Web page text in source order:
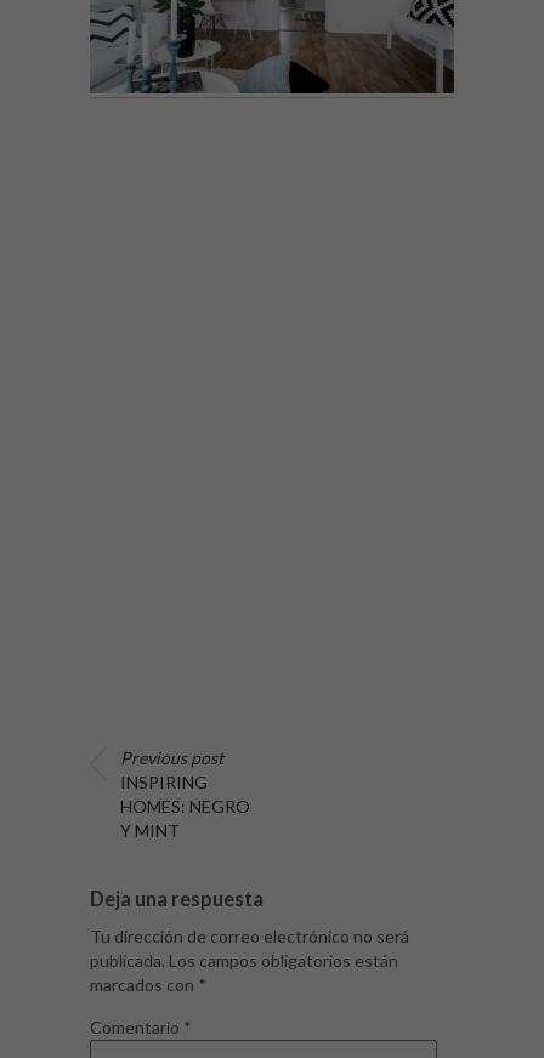
Previous post
INSPIRING
HOMES: NEGRO
Y MINT
Deja una respuesta
Tu dirección de correo electrónico no será
publicada. Los campos obligatorios están
marcados con *
Comentario *